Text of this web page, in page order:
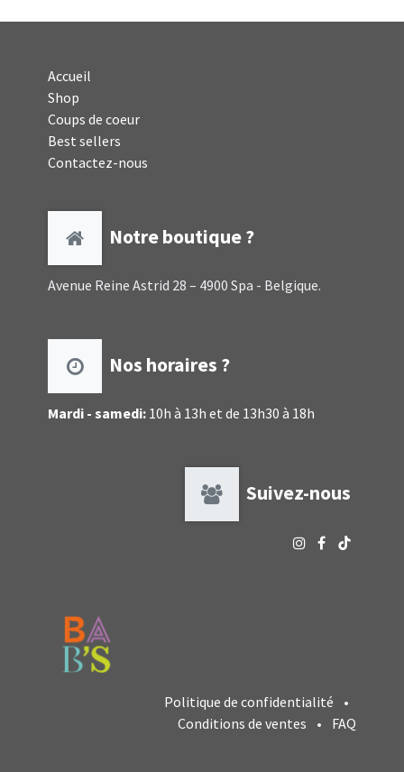
Accueil
Shop
Coups de coeur
Best sellers
Contactez-nous
Notre boutique ?
Avenue Reine Astrid 28 – 4900 Spa - Belgique.
Nos horaires ?
Mardi - samedi: 10h à 13h et de 13h30 à 18h
Suivez-nous
Politique de confidentialité
•
Conditions de ventes
• FAQ